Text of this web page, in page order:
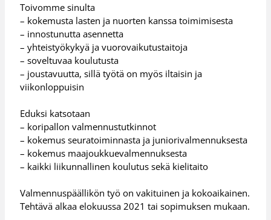
Toivomme sinulta
– kokemusta lasten ja nuorten kanssa toimimisesta
– innostunutta asennetta
– yhteistyökykyä ja vuorovaikutustaitoja
– soveltuvaa koulutusta
– joustavuutta, sillä työtä on myös iltaisin ja
viikonloppuisin
Eduksi katsotaan
– koripallon valmennustutkinnot
– kokemus seuratoiminnasta ja juniorivalmennuksesta
– kokemus maajoukkuevalmennuksesta
– kaikki liikunnallinen koulutus sekä kielitaito
Valmennuspäällikön työ on vakituinen ja kokoaikainen.
Tehtävä alkaa elokuussa 2021 tai sopimuksen mukaan.